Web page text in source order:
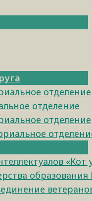
отделение
отделение
отделение
«Кот
образования